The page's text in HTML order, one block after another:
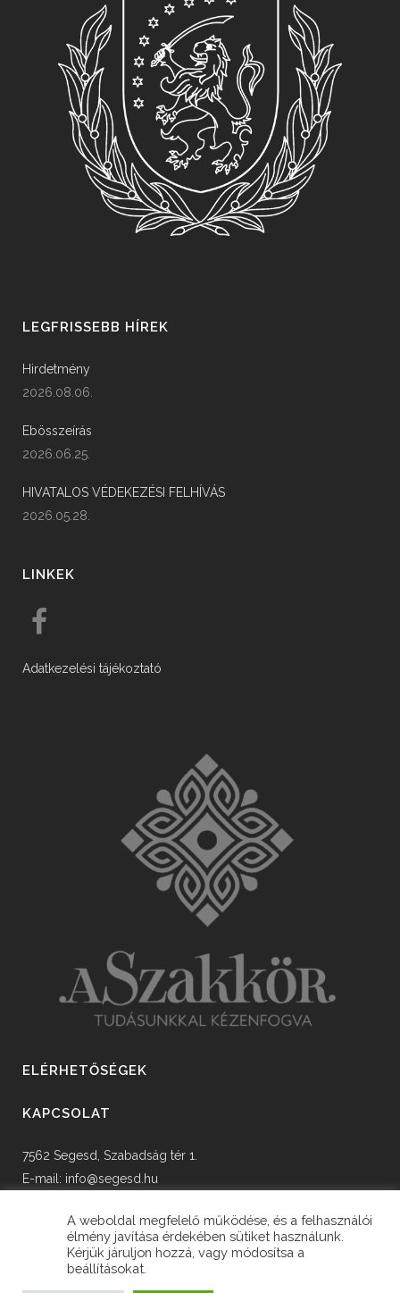
LEGFRISSEBB HÍREK
Hirdetmény
2026.08.06.
Ebösszeírás
2026.06.25.
HIVATALOS VÉDEKEZÉSI FELHÍVÁS
2026.05.28.
LINKEK
Adatkezelési tájékoztató
ELÉRHETŐSÉGEK
KAPCSOLAT
7562 Segesd, Szabadság tér 1.
E-mail: info@segesd.hu
A weboldal megfelelő működése, és a felhasználói
élmény javítása érdekében sütiket használunk.
Kérjük járuljon hozzá, vagy módosítsa a
beállításokat.